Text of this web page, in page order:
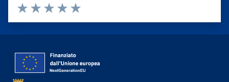
Valuta 5 stelle su 5
Valuta 4 stelle su 5
Valuta 3 stelle su 5
Valuta 2 stelle su 5
Valuta 1 stelle su 5